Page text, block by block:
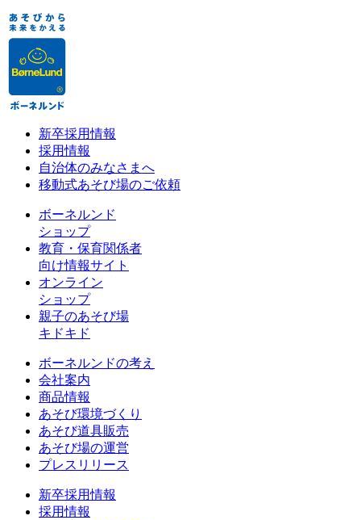
新卒採用情報
採用情報
自治体のみなさまへ
移動式あそび場のご依頼
ボーネルンド
ショップ
教育・保育関係者
向け情報サイト
オンライン
ショップ
親子のあそび場
キドキド
ボーネルンドの考え
会社案内
商品情報
あそび環境づくり
あそび道具販売
あそび場の運営
プレスリリース
新卒採用情報
採用情報